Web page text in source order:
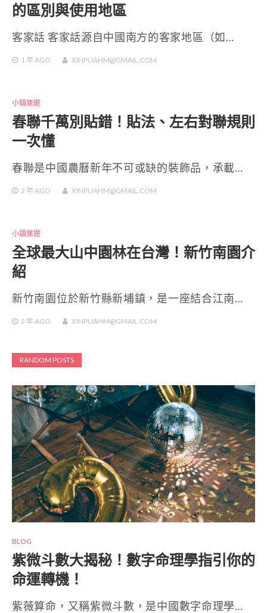
的區別與使用地區
客家話 客家話源自中國南方的客家地區（如…
1 年 AGO XINPUAHM@GMAIL.COM
小鎮旅遊
春聯千萬別貼錯！貼法、左右對聯規則
一次懂
春聯是中國農曆新年不可或缺的裝飾品，承載…
2 年 AGO XINPUAHM@GMAIL.COM
小鎮旅遊
全球最大山中園林在台灣！新竹南園介
紹
新竹南園位於新竹縣新埔鎮，是一座結合江南…
2 年 AGO XINPUAHM@GMAIL.COM
RANDOM POSTS
BLOG
紫微斗數大揭秘！數字命理學指引你的
命運轉機！
紫薇算命，又稱紫微斗數，是中國數字命理學…